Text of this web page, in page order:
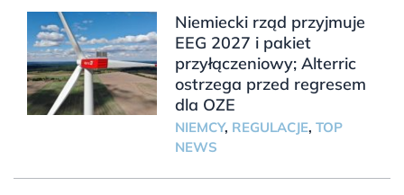
Niemiecki rząd przyjmuje
EEG 2027 i pakiet
przyłączeniowy; Alterric
ostrzega przed regresem
dla OZE
NIEMCY, REGULACJE, TOP
NEWS